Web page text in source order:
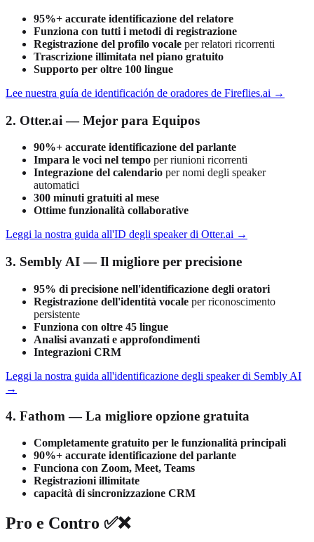
95%+ accurate identificazione del relatore
Funziona con tutti i metodi di registrazione
Registrazione del profilo vocale per relatori ricorrenti
Trascrizione illimitata nel piano gratuito
Supporto per oltre 100 lingue
Lee nuestra guía de identificación de oradores de Fireflies.ai →
2. Otter.ai — Mejor para Equipos
90%+ accurate identificazione del parlante
Impara le voci nel tempo per riunioni ricorrenti
Integrazione del calendario per nomi degli speaker
automatici
300 minuti gratuiti al mese
Ottime funzionalità collaborative
Leggi la nostra guida all'ID degli speaker di Otter.ai →
3. Sembly AI — Il migliore per precisione
95% di precisione nell'identificazione degli oratori
Registrazione dell'identità vocale per riconoscimento
persistente
Funziona con oltre 45 lingue
Analisi avanzati e approfondimenti
Integrazioni CRM
Leggi la nostra guida all'identificazione degli speaker di Sembly AI
→
4. Fathom — La migliore opzione gratuita
Completamente gratuito per le funzionalità principali
90%+ accurate identificazione del parlante
Funciona con Zoom, Meet, Teams
Registrazioni illimitate
capacità di sincronizzazione CRM
Pro e Contro ✅❌